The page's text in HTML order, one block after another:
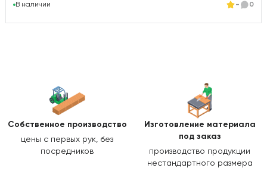
В наличии - 0
Собственное производство
цены с первых рук, без
посредников
Изготовление материала
под заказ
производство продукции
нестандартного размера